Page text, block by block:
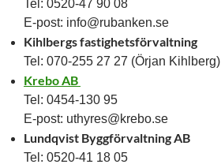
Tel: 0520-47 90 08
E-post: info@rubanken.se
Kihlbergs fastighetsförvaltning
Tel: 070-255 27 27 (Örjan Kihlberg)
Krebo AB
Tel: 0454-130 95
E-post: uthyres@krebo.se
Lundqvist Byggförvaltning AB
Tel: 0520-41 18 05